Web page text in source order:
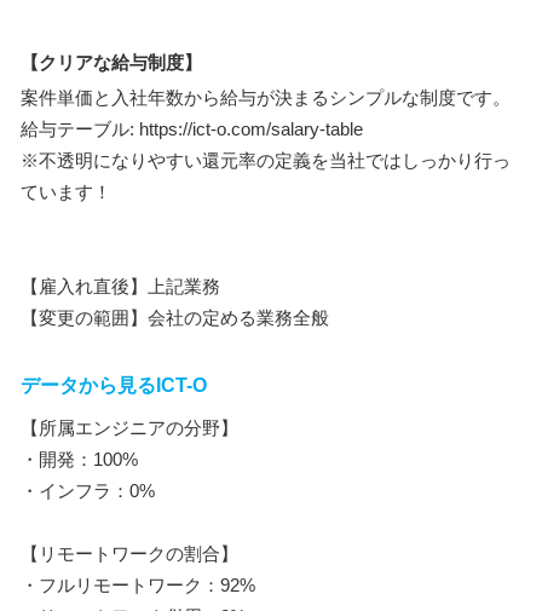
【クリアな給与制度】
案件単価と入社年数から給与が決まるシンプルな制度です。
給与テーブル: https://ict-o.com/salary-table
※不透明になりやすい還元率の定義を当社ではしっかり行っ
ています！
【雇入れ直後】上記業務
【変更の範囲】会社の定める業務全般
データから見るICT-O
【所属エンジニアの分野】
・開発：100%
・インフラ：0%
【リモートワークの割合】
・フルリモートワーク：92%